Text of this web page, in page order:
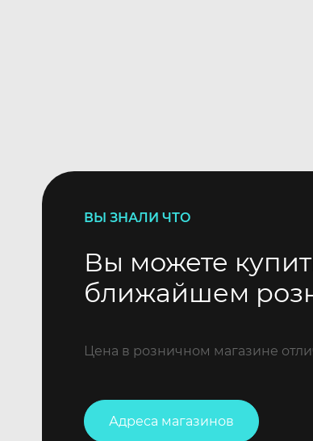
ВЫ ЗНАЛИ ЧТО
Вы можете
ближайшем
Цена в розничном магазине
Адреса магазинов